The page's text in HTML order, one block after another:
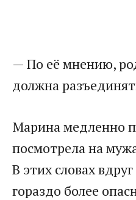
— По её мнению,
должна
Марина медленно
посмотрела на
В этих словах
гораздо более